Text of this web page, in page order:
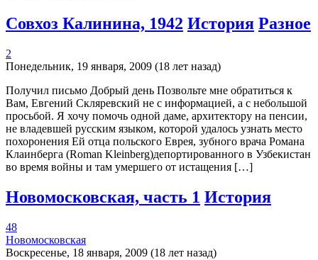
Совхоз Калинина, 1942 История Разное
2
Понедельник, 19 января, 2009 (18 лет назад)
Получил письмо Добрый день Позвольте мне обратиться к
Вам, Евгений Скляревский не с информацией, а с небольшой
просьбой. Я хочу помочь одной даме, архитектору на пенсии,
не владевшей русским языком, которой удалось узнать место
похоронения Ей отца польского Еврея, зубного врача Романа
Клаинберга (Roman Kleinberg)депортированного в Узбекистан
во время войны и там умершего от истащения […]
Новомосковская, часть 1 История
48
Новомосковская
Воскресенье, 18 января, 2009 (18 лет назад)